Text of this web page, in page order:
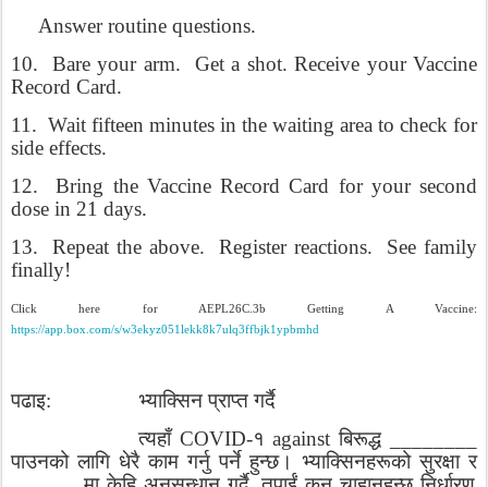
Answer routine questions.
10.
Bare your arm.
Get a shot. Receive your Vaccine
Record Card.
11. Wait fifteen minutes in the waiting area to check for
side effects.
12.
Bring the Vaccine Record Card for your second
dose in 21 days.
13.
Repeat the above. Register reactions.
See family
finally!
Click here for AEPL26C.3b Getting A Vaccine:
https://app.box.com/s/w3ekyz051lekk8k7ulq3ffbjk1ypbmhd
पढाइ: भ्याक्सिन प्राप्त गर्दै
त्यहाँCOVID-१ againstबिरूद्ध
पाउनको लागि धेरै काम गर्नु पर्ने हुन्छ। भ्याक्सिनहरूको सुरक्षा र